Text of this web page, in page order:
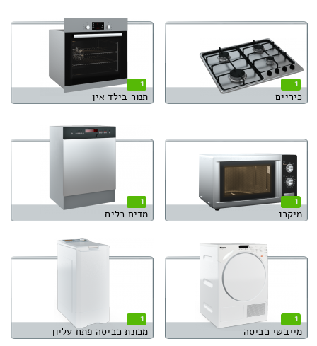
1
כיריים
1
תנור בילד אין
1
מיקרו
1
מדיח כלים
1
מייבשי כביסה
1
מכונת כביסה פתח עליון